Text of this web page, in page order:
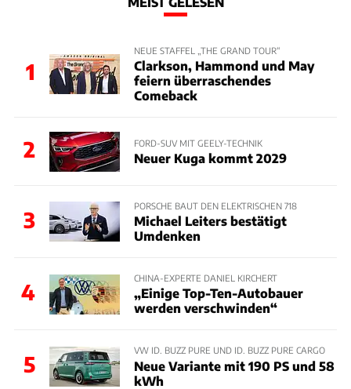
1
NEUE STAFFEL „THE GRAND TOUR“
Clarkson, Hammond und May
feiern überraschendes
Comeback
2 FORD-SUV MIT GEELY-TECHNIK
Neuer Kuga kommt 2029
3
PORSCHE BAUT DEN ELEKTRISCHEN 718
Michael Leiters bestätigt
Umdenken
4
CHINA-EXPERTE DANIEL KIRCHERT
„Einige Top-Ten-Autobauer
werden verschwinden“
5
VW ID. BUZZ PURE UND ID. BUZZ PURE CARGO
Neue Variante mit 190 PS und 58
kWh